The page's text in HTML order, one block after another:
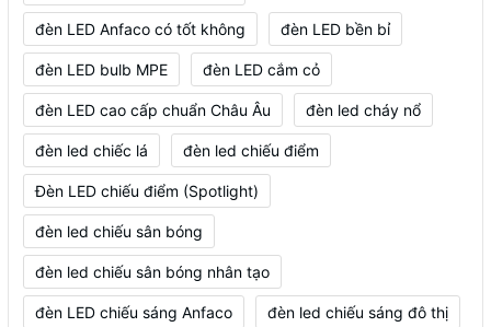
đèn LED Anfaco có tốt không đèn LED bền bỉ
đèn LED bulb MPE đèn LED cắm cỏ
đèn LED cao cấp chuẩn Châu Âu đèn led cháy nổ
đèn led chiếc lá đèn led chiếu điểm
Đèn LED chiếu điểm (Spotlight)
đèn led chiếu sân bóng
đèn led chiếu sân bóng nhân tạo
đèn LED chiếu sáng Anfaco đèn led chiếu sáng đô thị